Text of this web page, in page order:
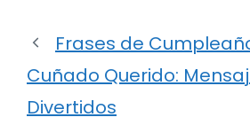
Frases de
Cuñado Querido:
Divertidos